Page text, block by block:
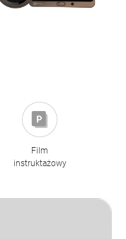
Film
instruktażowy